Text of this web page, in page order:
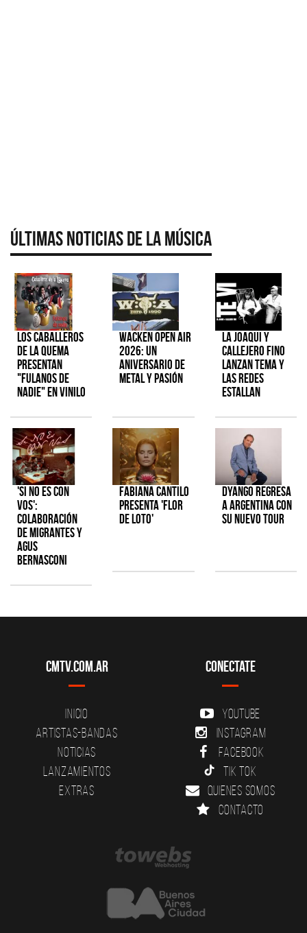
Últimas Noticias de la Música
Los Caballeros
de la Quema
presentan
"Fulanos de
Nadie" en vinilo
Wacken Open Air
2026: Un
aniversario de
metal y pasión
La Joaqui y
Callejero Fino
lanzan tema y
las redes
estallan
'Si No Es Con
Vos':
colaboración
de Migrantes y
Agus
Bernasconi
Fabiana Cantilo
presenta 'Flor
de Loto'
Dyango regresa
a Argentina con
su nuevo tour
CMTV.com.ar
Inicio
Artistas-Bandas
Noticias
Lanzamientos
Extras
Conectate
YouTube
Instagram
Facebook
Tik Tok
Quienes somos
Contacto